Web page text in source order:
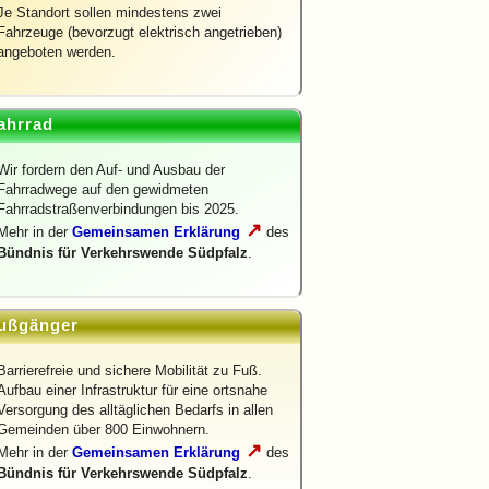
Standort sollen mindestens zwei
(bevorzugt elektrisch angetrieben)
werden.
fordern den Auf- und Ausbau der
auf den gewidmeten
bis 2025.
in der Gemeinsamen Erklärung ↗ des
für Verkehrswende Südpfalz.
und sichere Mobilität zu Fuß.
einer Infrastruktur für eine ortsnahe
des alltäglichen Bedarfs in allen
über 800 Einwohnern.
in der Gemeinsamen Erklärung ↗ des
für Verkehrswende Südpfalz.